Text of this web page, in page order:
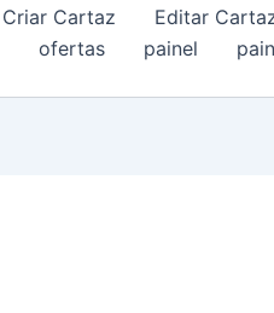
Criar Cartaz Editar
ofertas painel